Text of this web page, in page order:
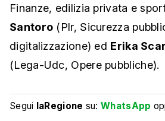
Finanze, edilizia privata e
Santoro (Plr, Sicurezza
digitalizzazione) ed Erika
(Lega-Udc, Opere pubbliche).
Segui laRegione su:WhatsApp